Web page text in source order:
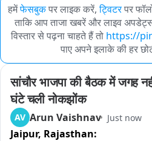
हमेंफेसबुकपर लाइक करें, ट्विटरपर
ताकि आप ताजा खबरें और लाइव
विस्तार से पढ़ना चाहते हैं तो https://
पाए अपने इलाके की हर
सांचौर भाजपा की बैठक में जगह
घंटे चली नोकझोंक
AV Arun Vaishnav Just now
Jaipur, Rajasthan: